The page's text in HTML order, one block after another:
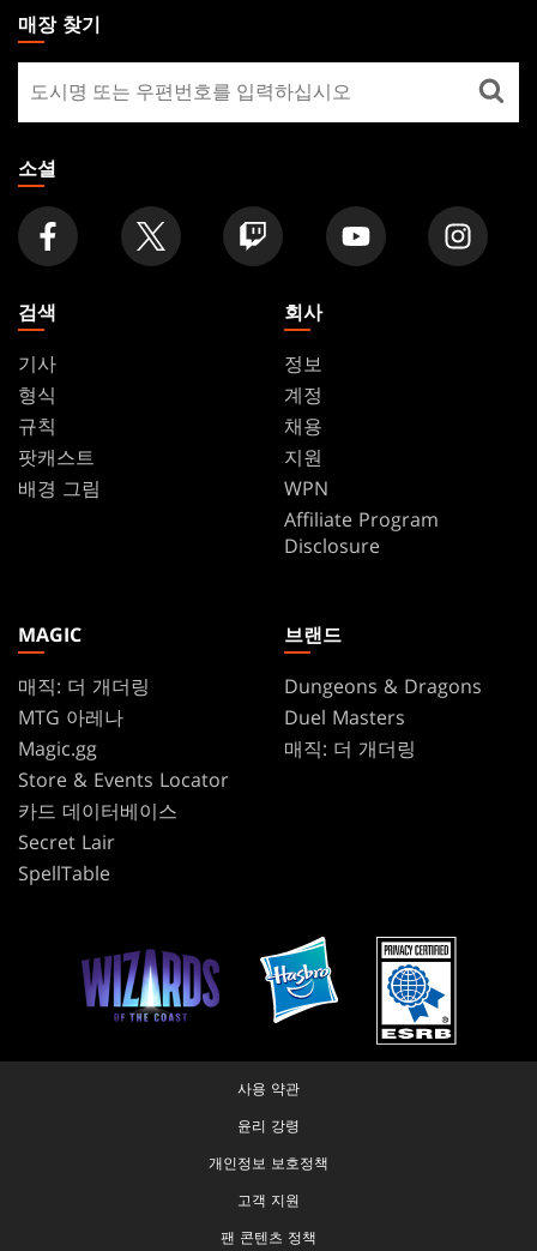
THE
GATHERING
FOOTER
매장 찾기
장
찾
기
소셜
검색
기사
형식
규칙
팟캐스트
배경 그림
회사
정보
계정
채용
지원
WPN
Affiliate Program
Disclosure
MAGIC
매직: 더 개더링
MTG 아레나
Magic.gg
Store & Events Locator
카드 데이터베이스
Secret Lair
SpellTable
브랜드
Dungeons & Dragons
Duel Masters
매직: 더 개더링
사용 약관
윤리 강령
개인정보 보호정책
고객 지원
팬 콘텐츠 정책